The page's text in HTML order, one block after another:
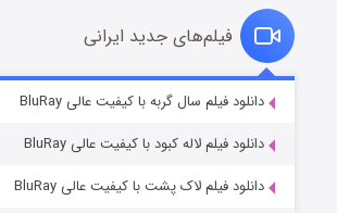
قسمت7 (زیرنویس) منتشر شد
فیلم‌های جدید ایرانی
دانلود فیلم سال گربه با کیفیت عالی BluRay
دانلود فیلم لاله کبود با کیفیت عالی BluRay
دانلود فیلم لاک پشت با کیفیت عالی BluRay